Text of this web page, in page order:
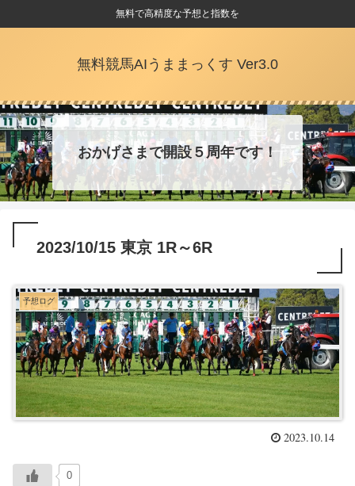
無料で高精度な予想と指数を
無料競馬AIうままっくす Ver3.0
おかげさまで開設５周年です！
2023/10/15 東京 1R～6R
予想ログ
2023.10.14
0